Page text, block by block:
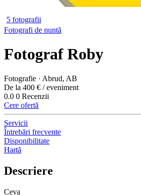
5 fotografii
Fotografi de nuntă
Fotograf Roby
Fotografie · Abrud, AB
De la 400 € / eveniment
0.0 0 Recenzii
Cere ofertă
Servicii
Întrebări frecvente
Disponibilitate
Hartă
Descriere
Ceva